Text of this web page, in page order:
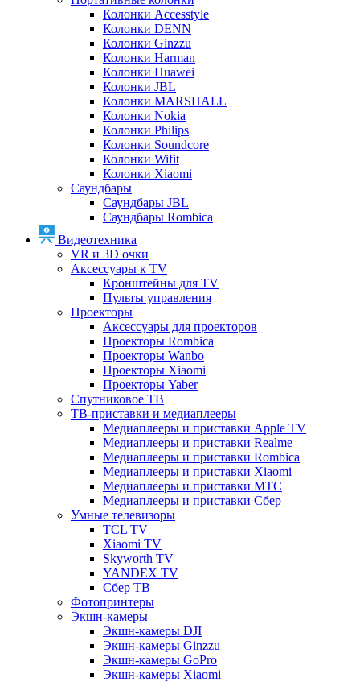
Колонки Accesstyle
Колонки DENN
Колонки Ginzzu
Колонки Harman
Колонки Huawei
Колонки JBL
Колонки MARSHALL
Колонки Nokia
Колонки Philips
Колонки Soundcore
Колонки Wifit
Колонки Xiaomi
Саундбары
Саундбары JBL
Саундбары Rombica
Видеотехника
VR и 3D очки
Аксессуары к TV
Кронштейны для TV
Пульты управления
Проекторы
Аксессуары для проекторов
Проекторы Rombica
Проекторы Wanbo
Проекторы Xiaomi
Проекторы Yaber
Спутниковое ТВ
ТВ-приставки и медиаплееры
Медиаплееры и приставки Apple TV
Медиаплееры и приставки Realme
Медиаплееры и приставки Rombica
Медиаплееры и приставки Xiaomi
Медиаплееры и приставки МТС
Медиаплееры и приставки Сбер
Умные телевизоры
TCL TV
Xiaomi TV
Skyworth TV
YANDEX TV
Сбер ТВ
Фотопринтеры
Экшн-камеры
Экшн-камеры DJI
Экшн-камеры Ginzzu
Экшн-камеры GoPro
Экшн-камеры Xiaomi